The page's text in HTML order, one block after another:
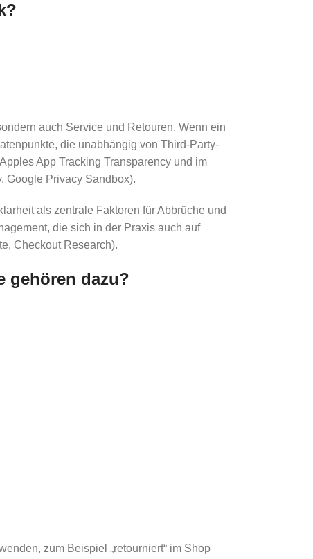
auch Service und Retouren. Wenn ein
die unabhängig von Third-Party-
App Tracking Transparency und im
Google Privacy Sandbox).
als zentrale Faktoren für Abbrüche und
die sich in der Praxis auch auf
Checkout Research).
gehören dazu?
zum Beispiel „retourniert“ im Shop